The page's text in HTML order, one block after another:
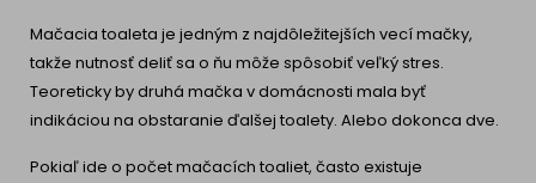
Mačacia toaleta je jedným z najdôležitejších vecí mačky,
takže nutnosť deliť sa o ňu môže spôsobiť veľký stres.
Teoreticky by druhá mačka v domácnosti mala byť
indikáciou na obstaranie ďalšej toalety. Alebo dokonca dve.
Pokiaľ ide o počet mačacích toaliet, často existuje